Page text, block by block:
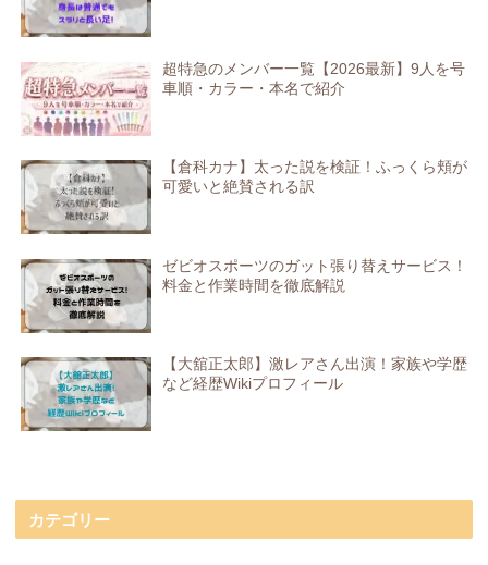
超特急のメンバー一覧【2026最新】9人を号
車順・カラー・本名で紹介
【倉科カナ】太った説を検証！ふっくら頬が
可愛いと絶賛される訳
ゼビオスポーツのガット張り替えサービス！
料金と作業時間を徹底解説
【大舘正太郎】激レアさん出演！家族や学歴
など経歴Wikiプロフィール
カテゴリー